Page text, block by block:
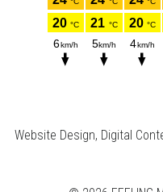
Website Design, Digital